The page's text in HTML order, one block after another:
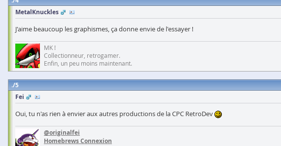
MetalKnuckles
J'aime beaucoup les graphismes, ça donne envie de l'essayer !
MK !
Collectionneur, retrogamer.
Enfin, un peu moins maintenant.
5
Fei
Oui, tu n'as rien à envier aux autres productions de la CPC RetroDev
@originalfei
Homebrews Connexion